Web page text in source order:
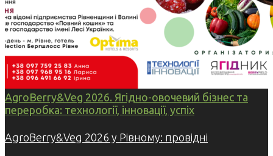
AgroBerry&Veg 2026. Ягідно-овочевий бізнес та
переробка: технології, інновації, успіх
AgroBerry&Veg 2026 у Рівному: провідні